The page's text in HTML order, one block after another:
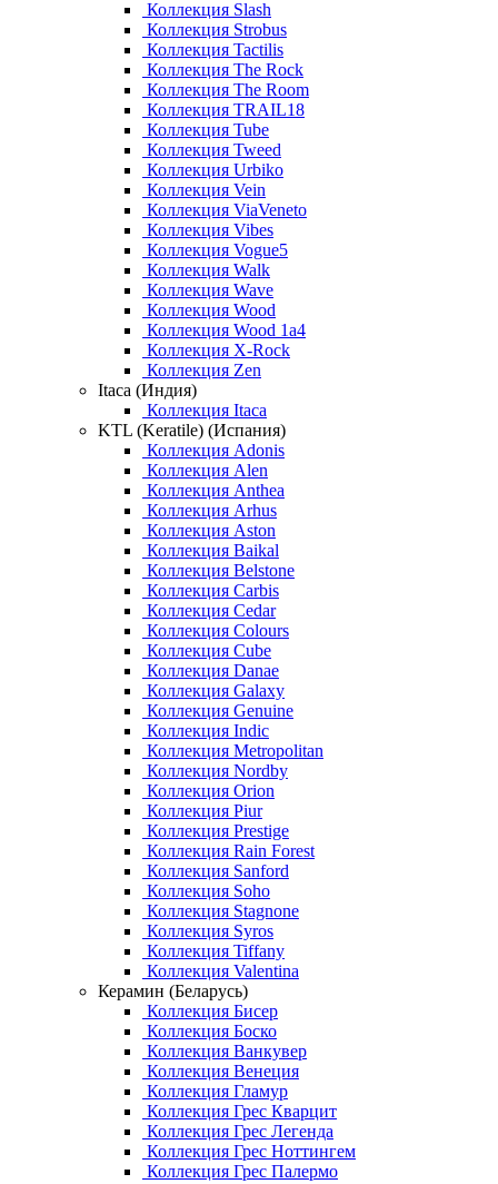
Коллекция Slash
Коллекция Strobus
Коллекция Tactilis
Коллекция The Rock
Коллекция The Room
Коллекция TRAIL18
Коллекция Tube
Коллекция Tweed
Коллекция Urbiko
Коллекция Vein
Коллекция ViaVeneto
Коллекция Vibes
Коллекция Vogue5
Коллекция Walk
Коллекция Wave
Коллекция Wood
Коллекция Wood 1a4
Коллекция X-Rock
Коллекция Zen
Itaca (Индия)
Коллекция Itaca
KTL (Keratile) (Испания)
Коллекция Adonis
Коллекция Alen
Коллекция Anthea
Коллекция Arhus
Коллекция Aston
Коллекция Baikal
Коллекция Belstone
Коллекция Carbis
Коллекция Cedar
Коллекция Colours
Коллекция Cube
Коллекция Danae
Коллекция Galaxy
Коллекция Genuine
Коллекция Indic
Коллекция Metropolitan
Коллекция Nordby
Коллекция Orion
Коллекция Piur
Коллекция Prestige
Коллекция Rain Forest
Коллекция Sanford
Коллекция Soho
Коллекция Stagnone
Коллекция Syros
Коллекция Tiffany
Коллекция Valentina
Керамин (Беларусь)
Коллекция Бисер
Коллекция Боско
Коллекция Ванкувер
Коллекция Венеция
Коллекция Гламур
Коллекция Грес Кварцит
Коллекция Грес Легенда
Коллекция Грес Ноттингем
Коллекция Грес Палермо